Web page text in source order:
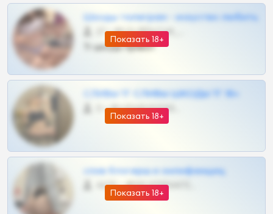
Показать 18+
Шкоды телеграм - искуство любить
27 •
Тг шкоды приват
Показать 18+
СЛИВЫ ТГ СЛИВЫ ШКОДЫ ТГ 18+
0 •
Показать 18+
слив блогерш и онлифанщиц
4675 •